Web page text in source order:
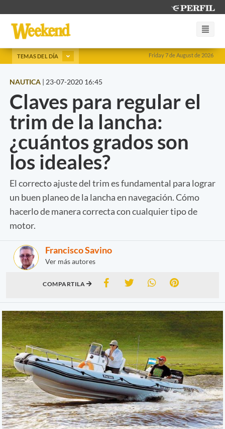
Friday 7 de August de 2026
TEMAS DEL DÍA
NAUTICA | 23-07-2020 16:45
Claves para regular el
trim de la lancha:
¿cuántos grados son
los ideales?
El correcto ajuste del trim es fundamental para lograr
un buen planeo de la lancha en navegación. Cómo
hacerlo de manera correcta con cualquier tipo de
motor.
Francisco Savino
Ver más autores
COMPARTILA